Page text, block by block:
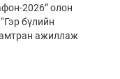
2026” олон
бүлийн
ажиллаж